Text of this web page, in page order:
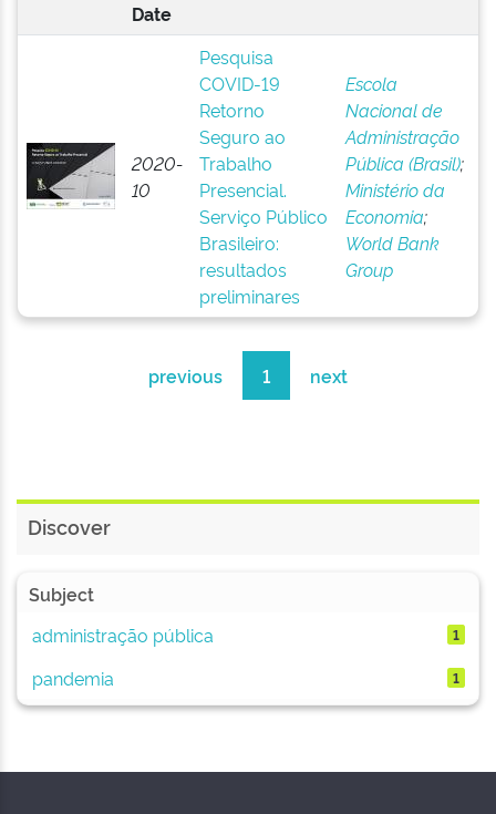
Date
2020-
10
Pesquisa
COVID-19
Retorno
Seguro ao
Trabalho
Presencial.
Serviço Público
Brasileiro:
resultados
preliminares
Escola
Nacional de
Administração
Pública (Brasil);
Ministério da
Economia;
World Bank
Group
previous 1 next
Discover
Subject
administração pública
1
pandemia 1